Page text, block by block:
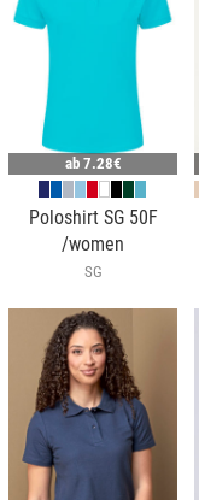
ab 7.28€
Poloshirt SG 50F
/women
SG